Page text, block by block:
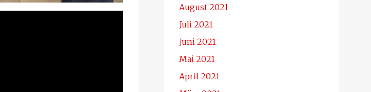
August 2021
Juli 2021
Juni 2021
Mai 2021
April 2021